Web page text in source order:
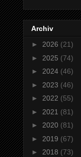
Archiv
► 2026 (21)
► 2025 (74)
► 2024 (46)
► 2023 (46)
► 2022 (55)
► 2021 (81)
► 2020 (81)
► 2019 (67)
► 2018 (73)